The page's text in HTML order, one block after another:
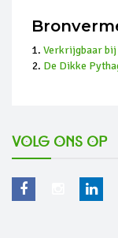
Verkrijgbaar bij
De Dikke
Volg ons op